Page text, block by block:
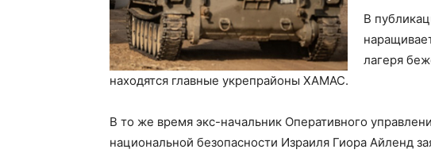
В
лагеря
находятся главные укрепрайоны ХАМАС.
В то же время экс-начальник Оперативного
национальной безопасности Израиля Гиора Айленд